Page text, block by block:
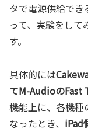
タで電源供給で
って、実験をし
す。
具体的には
てM-AudioのFast
機能上に、各機種
なったとき、 iPad